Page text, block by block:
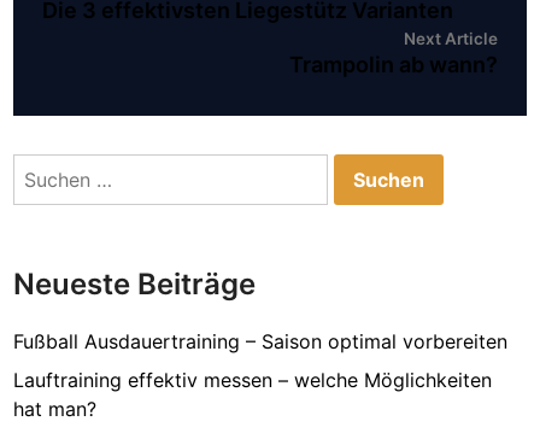
article:
Die 3 effektivsten Liegestütz Varianten
Next ArticleNext
Trampolin ab wann?
Suchen
Neueste Beiträge
Fußball Ausdauertraining – Saison optimal vorbereiten
Lauftraining effektiv messen – welche Möglichkeiten
hat man?